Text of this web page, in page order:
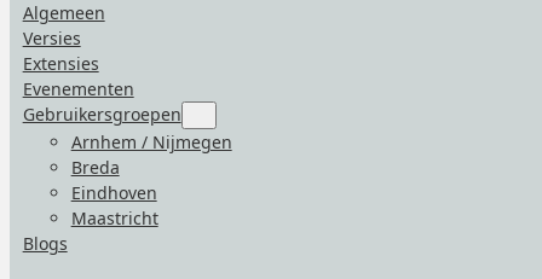
Algemeen
Versies
Extensies
Evenementen
Gebruikersgroepen
for
“Gebruikersgroepen”
Arnhem / Nijmegen
Breda
Eindhoven
Maastricht
Blogs